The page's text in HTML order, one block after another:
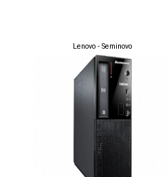
Lenovo- Seminovo